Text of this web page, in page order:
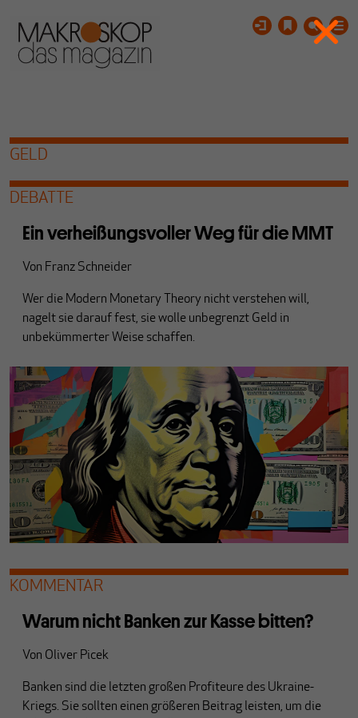
GELD
DEBATTE
Ein verheißungsvoller Weg für die MMT
Von Franz Schneider
Wer die Modern Monetary Theory nicht verstehen will,
nagelt sie darauf fest, sie wolle unbegrenzt Geld in
unbekümmerter Weise schaffen.
KOMMENTAR
Warum nicht Banken zur Kasse bitten?
Von Oliver Picek
Banken sind die letzten großen Profiteure des Ukraine-
Kriegs. Sie sollten einen größeren Beitrag leisten, um die